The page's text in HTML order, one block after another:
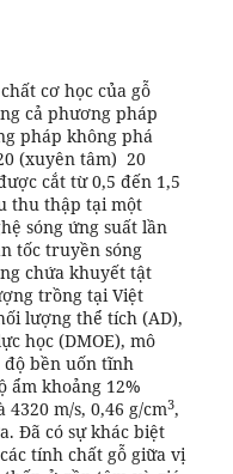
cơ học của gỗ
cả phương pháp
pháp không phá
(xuyên tâm) 20
cắt từ 0,5 đến 1,5
thu thập tại một
sóng ứng suất lần
tốc truyền sóng
chứa khuyết tật
trồng tại Việt
lượng thể tích (AD),
học (DMOE), mô
độ bền uốn tĩnh
ẩm khoảng 12%
m/s, 0,46 g/cm3,
Đã có sự khác biệt
tính chất gỗ giữa vị